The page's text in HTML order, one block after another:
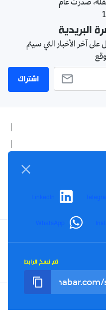
صدرت عام
البريدية
آخر الأخبار التي سيتم
اشتراك
TikTok
Twitter
Tel : +213(0)023 31 69
LinkedIn
WhatsApp
تم نسخ الرابط